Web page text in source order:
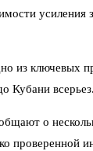
из ключевых
Кубани
о